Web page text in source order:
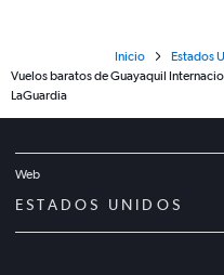
Inicio Estados
Vuelos baratos de Guayaquil
LaGuardia
Web
ESTADOS UNIDOS